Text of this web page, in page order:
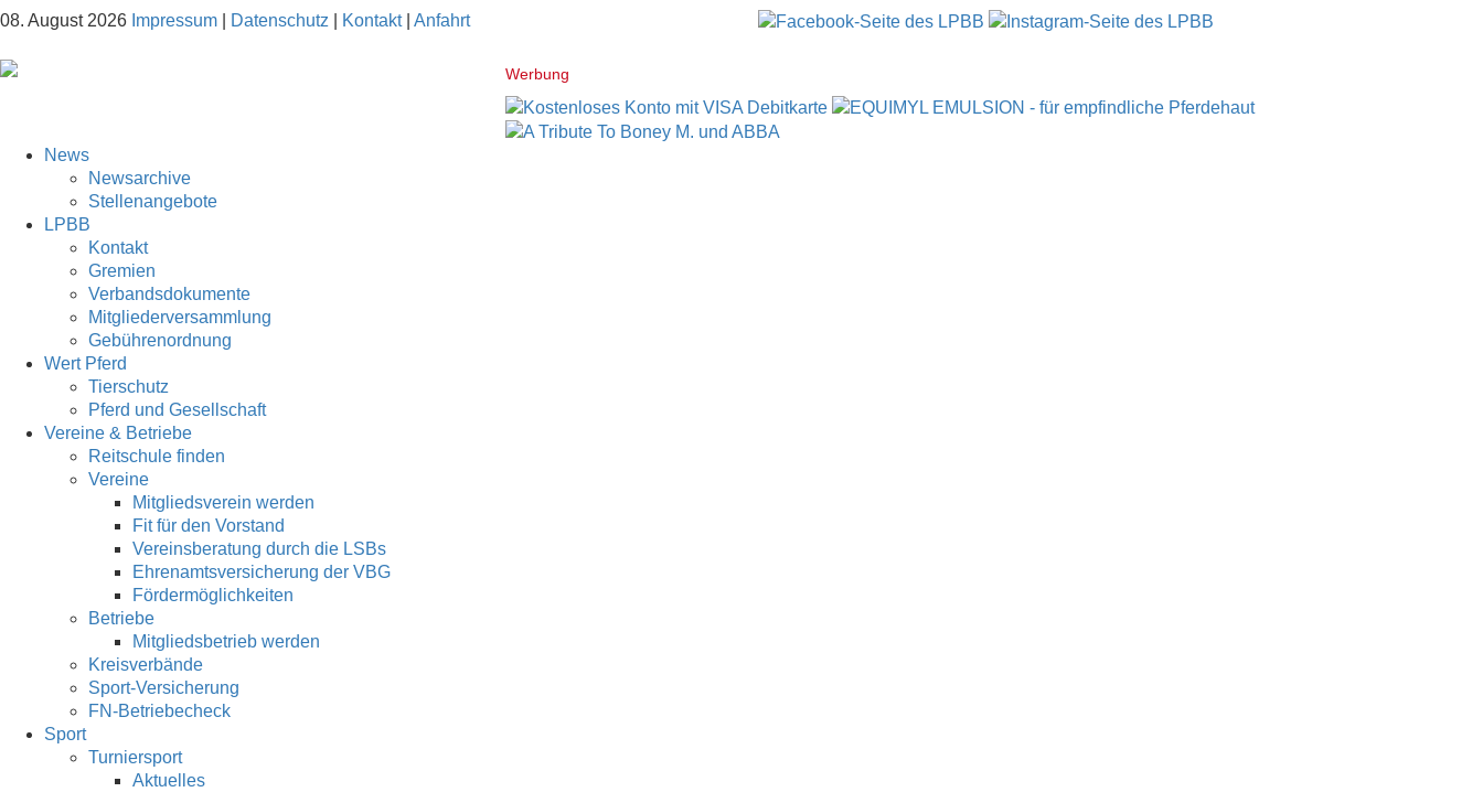
08. August 2026 Impressum Datenschutz Kontakt| Anfahrt
Werbung
News
Newsarchive
Stellenangebote
LPBB
Kontakt
Gremien
Verbandsdokumente
Mitgliederversammlung
Gebührenordnung
Wert Pferd
Tierschutz
Pferd und Gesellschaft
Vereine & Betriebe
Reitschule finden
Vereine
Mitgliedsverein werden
Fit für den Vorstand
Vereinsberatung durch die LSBs
Ehrenamtsversicherung der VBG
Fördermöglichkeiten
Betriebe
Mitgliedsbetrieb werden
Kreisverbände
Sport-Versicherung
FN-Betriebecheck
Sport
Turniersport
Aktuelles